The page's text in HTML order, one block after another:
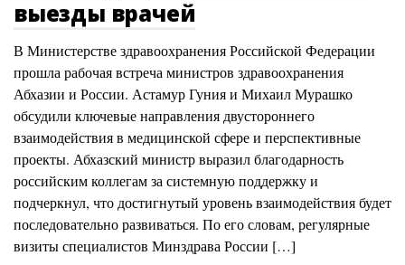
выезды врачей
В Министерстве здравоохранения Российской Федерации
прошла рабочая встреча министров здравоохранения
Абхазии и России. Астамур Гуния и Михаил Мурашко
обсудили ключевые направления двустороннего
взаимодействия в медицинской сфере и перспективные
проекты. Абхазский министр выразил благодарность
российским коллегам за системную поддержку и
подчеркнул, что достигнутый уровень взаимодействия будет
последовательно развиваться. По его словам, регулярные
визиты специалистов Минздрава России […]